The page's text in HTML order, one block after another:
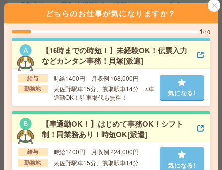
【高時給1730円】未経験OK＊残業なし！データ入力やチ
ャット返信対応など[派遣]
給 与 時給1730円＋交 ■給与の前払いが可能な速
払いサービスあり
交通費 交通費支給あり
勤務地
大阪府大阪市北区 大阪メトロ四つ橋線 西梅
田駅徒歩4分、大阪環状線 大阪駅徒歩7分
気になる!
給与即払いOK！高時給！平日休み！パンの梱包・出荷[派
遣]
給 与 時給1400円
交通費 交通費支給有り
勤務地 下松駅～徒歩10分 ※車通勤・バイク通勤OK
気になる!
どちらのお仕事が気になりますか？
1/10
【16時までの時短！】未経験OK！伝票入力
などカンタン事務！貝塚[派遣]
給与 時給1400円 月収例 168,000円
勤務地
泉佐野駅車15分、熊取駅車14分 ※車
通勤OK！駐車場代も無料！
気になる!
【車通勤OK！】はじめて事務OK！シフト
制！同業務あり！時短OK[派遣]
給与 時給1400円 月収例 224,000円
勤務地 泉佐野駅車15分、熊取駅車14分 気になる!